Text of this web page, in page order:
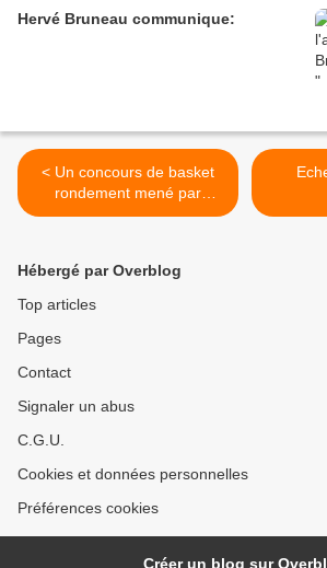
Hervé Bruneau communique:
< Un concours de basket
rondement mené par
Alyssa
Hébergé par Overblog
Top articles
Pages
Contact
Signaler un abus
C.G.U.
Cookies et données personnelles
Préférences cookies
Créer un blog sur